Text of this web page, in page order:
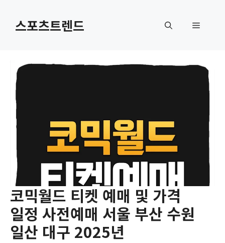
스포츠트렌드 메
코믹월드 티켓 예매 및 가격
일정 사전예매 서울 부산 수원
일산 대구 2025년